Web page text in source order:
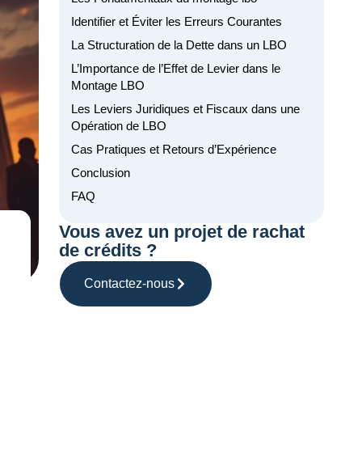
Identifier et Éviter les Erreurs Courantes
La Structuration de la Dette dans un LBO
L’Importance de l’Effet de Levier dans le
Montage LBO
Les Leviers Juridiques et Fiscaux dans une
Opération de LBO
Cas Pratiques et Retours d’Expérience
Conclusion
FAQ
Vous avez un projet de rachat
de crédits ?
Contactez-nous